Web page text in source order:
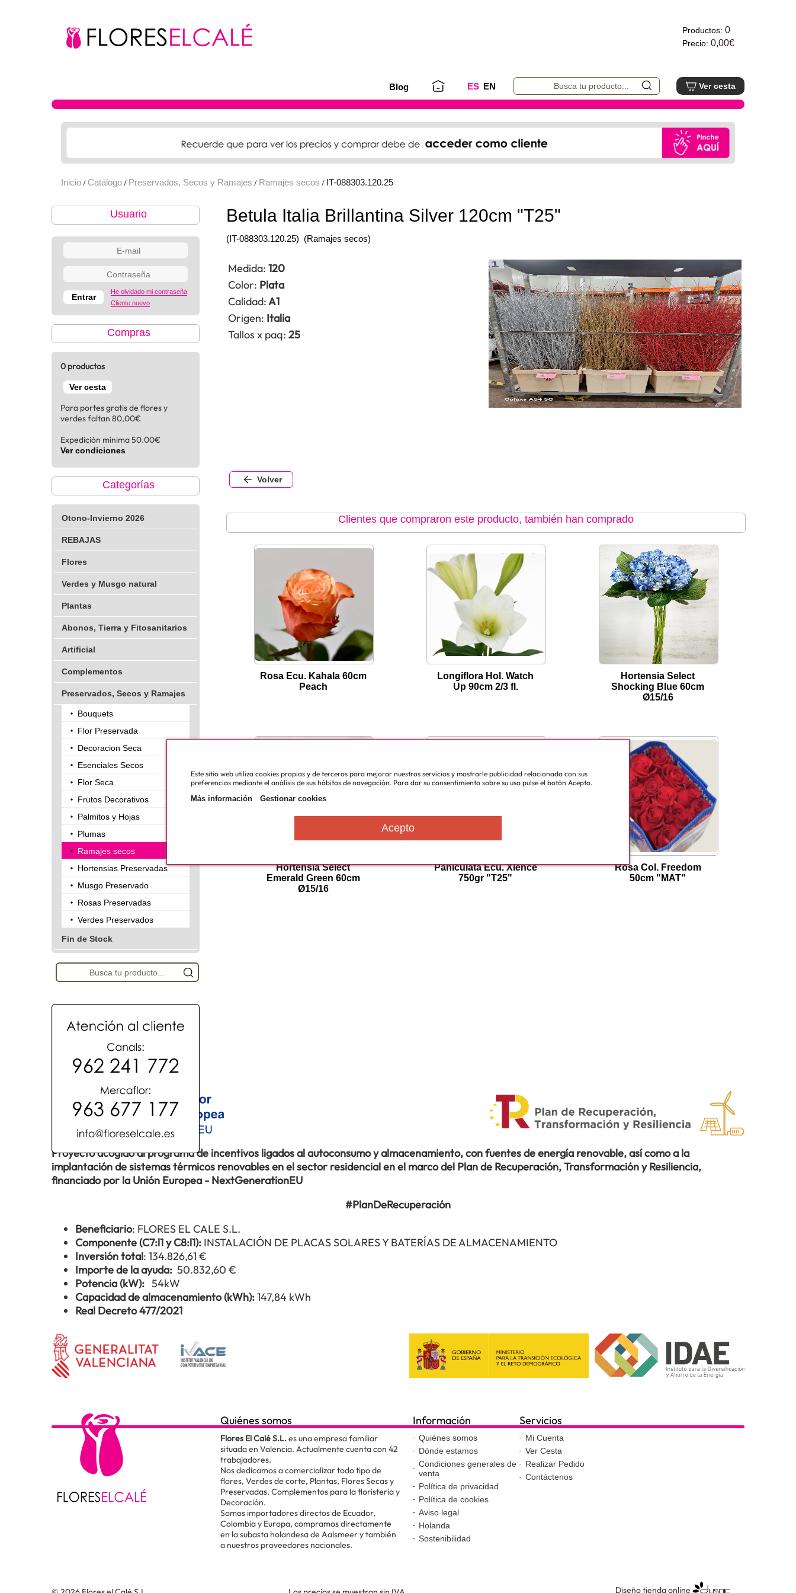
Productos: 0
Precio: 0,00€
Blog ES EN Ver cesta
Inicio / Catálogo / Preservados, Secos y Ramajes / Ramajes secos / IT-088303.120.25
Usuario
He olvidado mi contraseña
Cliente nuevo
Compras
0 productos
Ver cesta
Para portes gratis de flores y
verdes faltan 80,00€
Expedición mínima 50.00€
Ver condiciones
Categorías
Otono-Invierno 2026
REBAJAS
Flores
Verdes y Musgo natural
Plantas
Abonos, Tierra y Fitosanitarios
Artificial
Complementos
Preservados, Secos y Ramajes
Bouquets
Flor Preservada
Decoracion Seca
Esenciales Secos
Flor Seca
Frutos Decorativos
Palmitos y Hojas
Plumas
Ramajes secos
Hortensias Preservadas
Musgo Preservado
Rosas Preservadas
Verdes Preservados
Fin de Stock
Betula Italia Brillantina Silver 120cm "T25"
(IT-088303.120.25) (Ramajes secos)
Medida: 120
Color: Plata
Calidad:A1
Origen: Italia
Tallos x paq: 25
Volver
Clientes que compraron este producto, también han comprado
Rosa Ecu. Kahala 60cm
Peach
Longiflora Hol. Watch
Up 90cm 2/3 fl.
Hortensia Select
Shocking Blue 60cm
Ø15/16
Hortensia Select
Emerald Green 60cm
Ø15/16
Paniculata Ecu. Xlence
750gr "T25"
Rosa Col. Freedom
50cm "MAT"
Proyecto acogido al programa de incentivos ligados al autoconsumo y almacenamiento, con fuentes de energía renovable, así como a la
implantación de sistemas térmicos renovables en el sector residencial en el marco del Plan de Recuperación, Transformación y Resiliencia,
financiado por la Unión Europea - NextGenerationEU
#PlanDeRecuperación
Beneficiario: FLORES EL CALE S.L.
Componente (C7:l1 y C8:l1): INSTALACIÓN DE PLACAS SOLARES Y BATERÍAS DE ALMACENAMIENTO
Inversión total: 134.826,61 €
Importe de la ayuda: 50.832,60 €
Potencia (kW): 54kW
Capacidad de almacenamiento (kWh):147,84 kWh
Real Decreto 477/2021
Quiénes somos
Flores El Calé S.L.es una empresa familiar
situada en Valencia. Actualmente cuenta con 42
trabajadores.
Nos dedicamos a comercializar todo tipo de
flores, Verdes de corte, Plantas, Flores Secas y
Preservadas. Complementos para la floristeria y
Decoración.
Somos importadores directos de Ecuador,
Colombia y Europa, compramos directamente
en la subasta holandesa de Aalsmeer y también
a nuestros proveedores nacionales.
Información
Quiénes somos
Dónde estamos
Condiciones generales de
venta
Política de privacidad
Política de cookies
Aviso legal
Holanda
Sostenibilidad
Servicios
Mi Cuenta
Ver Cesta
Realizar Pedido
Contáctenos
Diseño tienda online
Este sitio web utiliza cookies propias y de terceros para mejorar nuestros servicios y mostrarle publicidad relacionada con sus
preferencias mediante el análisis de sus hábitos de navegación. Para dar su consentimiento sobre su uso pulse el botón Acepto.
Más información
Gestionar cookies